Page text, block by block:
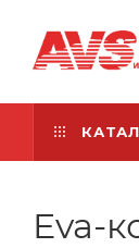
Eva-